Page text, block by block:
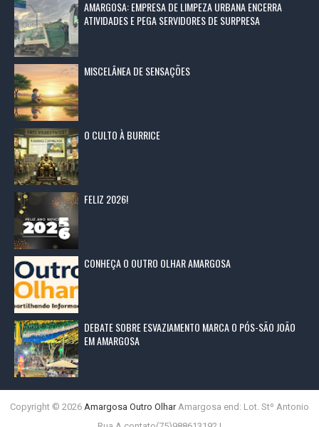
AMARGOSA: EMPRESA DE LIMPEZA URBANA ENCERRA
ATIVIDADES E PEGA SERVIDORES DE SURPRESA
MISCELÂNEA DE SENSAÇÕES
O CULTO À BURRICE
FELIZ 2026!
CONHEÇA O OUTRO OLHAR AMARGOSA
DEBATE SOBRE ESVAZIAMENTO MARCA O PÓS-SÃO JOÃO
EM AMARGOSA
Copyright © 2026 Amargosa Outro OlharAmargosa end: Lot. Stº Antonio